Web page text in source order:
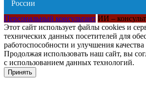
Персональный консультант ИИ –
Этот сайт использует файлы cookies и
технических данных посетителей для
работоспособности и улучшения
Продолжая использовать наш сайт, вы
с использованием данных технологий.
Принять